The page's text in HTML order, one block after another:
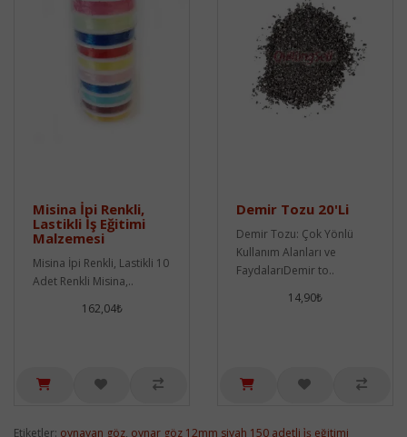
Misina İpi Renkli,
Lastikli İş Eğitimi
Malzemesi
Misina İpi Renkli, Lastikli 10
Adet Renkli Misina,..
162,04₺
Demir Tozu 20'Li
Demir Tozu: Çok Yönlü
Kullanım Alanları ve
FaydalarıDemir to..
14,90₺
Etiketler: oynayan göz, oynar göz 12mm siyah 150 adetli i̇ş eğitimi